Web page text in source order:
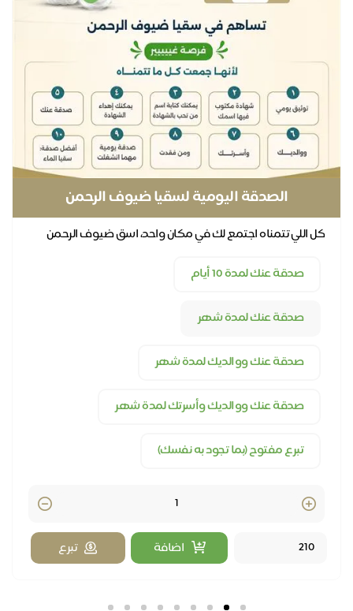
الصدقة اليومية لسقيا ضيوف الرحمن
كل اللي تتمناه اجتمع لك في مكان واحد، اسق ضيوف الرحمن
صدقة عنك لمدة 10 أيام
صدقة عنك لمدة شهر
صدقة عنك ووالديك لمدة شهر
صدقة عنك ووالديك وأسرتك لمدة شهر
تبرع مفتوح (بما تجود به نفسك)
Quantity
اضافة
تبرع